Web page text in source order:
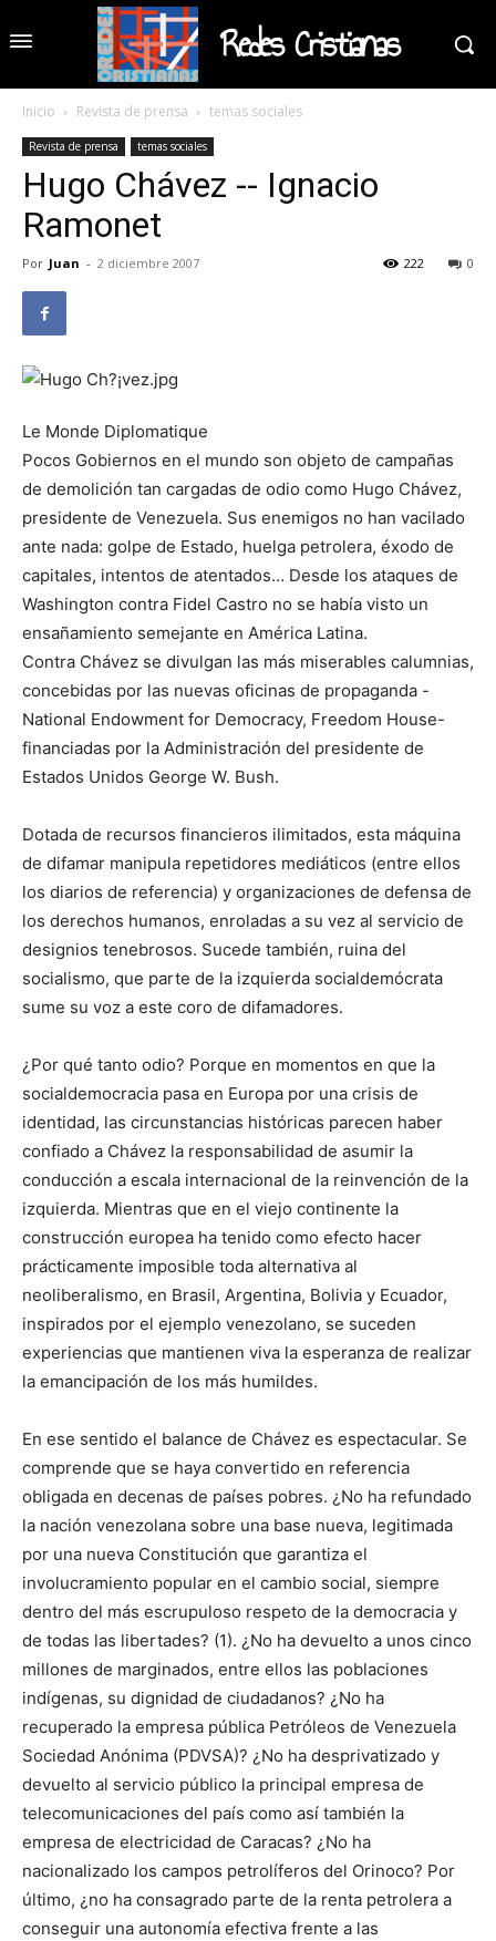
Redes Cristianas
Inicio Revista de prensa temas sociales
Revista de prensa temas sociales
Hugo Chávez -- Ignacio
Ramonet
Por Juan - 2 diciembre 2007 0
222
Le Monde Diplomatique
Pocos Gobiernos en el mundo son objeto de campañas
de demolición tan cargadas de odio como Hugo Chávez,
presidente de Venezuela. Sus enemigos no han vacilado
ante nada: golpe de Estado, huelga petrolera, éxodo de
capitales, intentos de atentados… Desde los ataques de
Washington contra Fidel Castro no se había visto un
ensañamiento semejante en América Latina.
Contra Chávez se divulgan las más miserables calumnias,
concebidas por las nuevas oficinas de propaganda -
National Endowment for Democracy, Freedom House-
financiadas por la Administración del presidente de
Estados Unidos George W. Bush.
Dotada de recursos financieros ilimitados, esta máquina
de difamar manipula repetidores mediáticos (entre ellos
los diarios de referencia) y organizaciones de defensa de
los derechos humanos, enroladas a su vez al servicio de
designios tenebrosos. Sucede también, ruina del
socialismo, que parte de la izquierda socialdemócrata
sume su voz a este coro de difamadores.
¿Por qué tanto odio? Porque en momentos en que la
socialdemocracia pasa en Europa por una crisis de
identidad, las circunstancias históricas parecen haber
confiado a Chávez la responsabilidad de asumir la
conducción a escala internacional de la reinvención de la
izquierda. Mientras que en el viejo continente la
construcción europea ha tenido como efecto hacer
prácticamente imposible toda alternativa al
neoliberalismo, en Brasil, Argentina, Bolivia y Ecuador,
inspirados por el ejemplo venezolano, se suceden
experiencias que mantienen viva la esperanza de realizar
la emancipación de los más humildes.
En ese sentido el balance de Chávez es espectacular. Se
comprende que se haya convertido en referencia
obligada en decenas de países pobres. ¿No ha refundado
la nación venezolana sobre una base nueva, legitimada
por una nueva Constitución que garantiza el
involucramiento popular en el cambio social, siempre
dentro del más escrupuloso respeto de la democracia y
de todas las libertades? (1). ¿No ha devuelto a unos cinco
millones de marginados, entre ellos las poblaciones
indígenas, su dignidad de ciudadanos? ¿No ha
recuperado la empresa pública Petróleos de Venezuela
Sociedad Anónima (PDVSA)? ¿No ha desprivatizado y
devuelto al servicio público la principal empresa de
telecomunicaciones del país como así también la
empresa de electricidad de Caracas? ¿No ha
nacionalizado los campos petrolíferos del Orinoco? Por
último, ¿no ha consagrado parte de la renta petrolera a
conseguir una autonomía efectiva frente a las